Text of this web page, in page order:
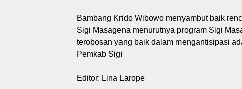
Bambang Krido Wibowo menyambut baik
Sigi Masagena menurutnya program Sigi
terobosan yang baik dalam mengantisipasi
Pemkab Sigi
Editor: Lina Larope